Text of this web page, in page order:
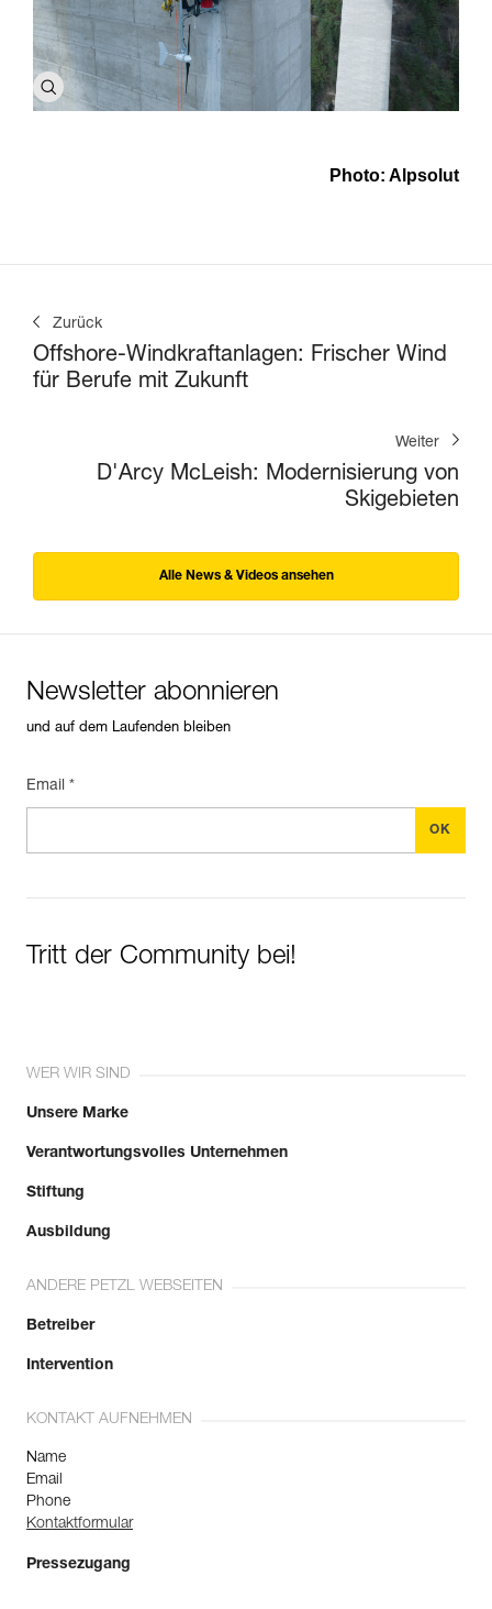
Photo: Alpsolut
Zurück
Offshore-Windkraftanlagen: Frischer Wind
für Berufe mit Zukunft
Weiter
D'Arcy McLeish: Modernisierung von
Skigebieten
Alle News & Videos ansehen
Newsletter abonnieren
und auf dem Laufenden bleiben
Email *
Tritt der Community bei!
WER WIR SIND
Unsere Marke
Verantwortungsvolles Unternehmen
Stiftung
Ausbildung
ANDERE PETZL WEBSEITEN
Betreiber
Intervention
KONTAKT AUFNEHMEN
Name
Email
Phone
Kontaktformular
Pressezugang